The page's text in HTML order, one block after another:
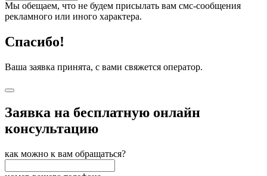
Мы обещаем, что не будем присылать вам смс-сообщения
рекламного или иного характера.
Спасибо!
Ваша заявка принята, с вами свяжется оператор.
Заявка на бесплатную онлайн
консультацию
как можно к вам обращаться?